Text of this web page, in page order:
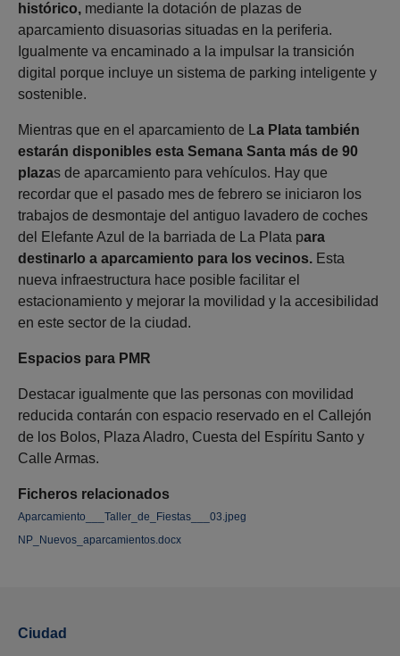
Ficheros relacionados
Aparcamiento___Taller_de_Fiestas___03.jpeg
NP_Nuevos_aparcamientos.docx
histórico, mediante la dotación de plazas de
aparcamiento disuasorias situadas en la periferia.
Igualmente va encaminado a la impulsar la transición
digital porque incluye un sistema de parking inteligente y
sostenible.
Mientras que en el aparcamiento de La Plata también
estarán disponibles esta Semana Santa más de 90
plazas de aparcamiento para vehículos. Hay que
recordar que el pasado mes de febrero se iniciaron los
trabajos de desmontaje del antiguo lavadero de coches
del Elefante Azul de la barriada de La Plata para
destinarlo a aparcamiento para los vecinos. Esta
nueva infraestructura hace posible facilitar el
estacionamiento y mejorar la movilidad y la accesibilidad
en este sector de la ciudad.
Espacios para PMR
Destacar igualmente que las personas con movilidad
reducida contarán con espacio reservado en el Callejón
de los Bolos, Plaza Aladro, Cuesta del Espíritu Santo y
Calle Armas.
Ciudad